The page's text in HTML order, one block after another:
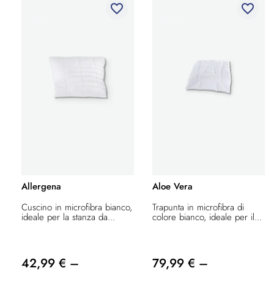
favorite_border
Allergena
Cuscino in microfibra bianco,
ideale per la stanza da...
42,99 € –
favorite_border
Aloe Vera
Trapunta in microfibra di
colore bianco, ideale per il...
79,99 € –